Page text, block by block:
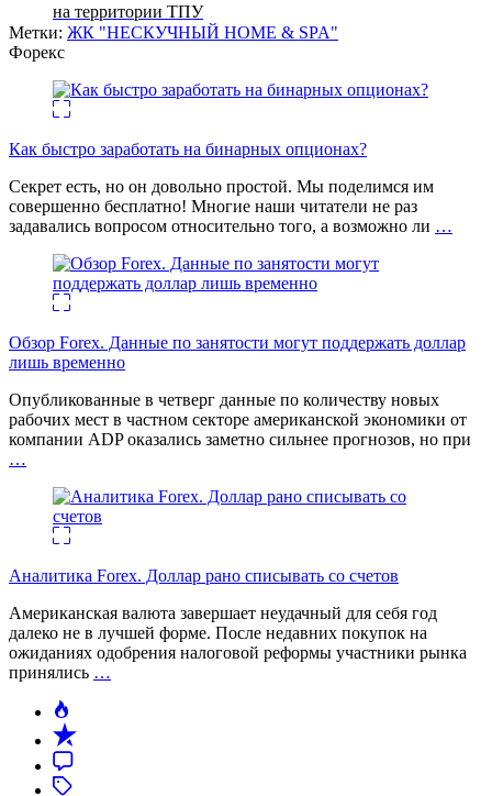
на территории ТПУ
Метки: ЖК "НЕСКУЧНЫЙ HOME & SPA"
Форекс
Как быстро заработать на бинарных опционах?
Секрет есть, но он довольно простой. Мы поделимся им
совершенно бесплатно! Многие наши читатели не раз
задавались вопросом относительно того, а возможно ли …
Обзор Forex. Данные по занятости могут поддержать доллар
лишь временно
Опубликованные в четверг данные по количеству новых
рабочих мест в частном секторе американской экономики от
компании ADP оказались заметно сильнее прогнозов, но при
…
Аналитика Forex. Доллар рано списывать со счетов
Американская валюта завершает неудачный для себя год
далеко не в лучшей форме. После недавних покупок на
ожиданиях одобрения налоговой реформы участники рынка
принялись …